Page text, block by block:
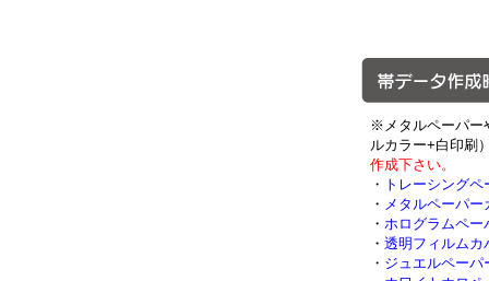
※メタルペーパー
ルカラー+白印刷
作成下さい。
・ トレーシング
・ メタルペーパ
・ ホログラムペー
・ 透明フィルムカ
・ ジュエルペーパ